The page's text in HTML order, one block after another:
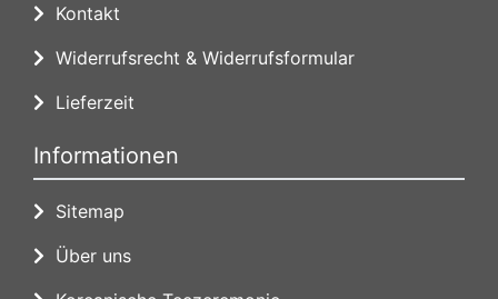
Kontakt
Widerrufsrecht & Widerrufsformular
Lieferzeit
Informationen
Sitemap
Über uns